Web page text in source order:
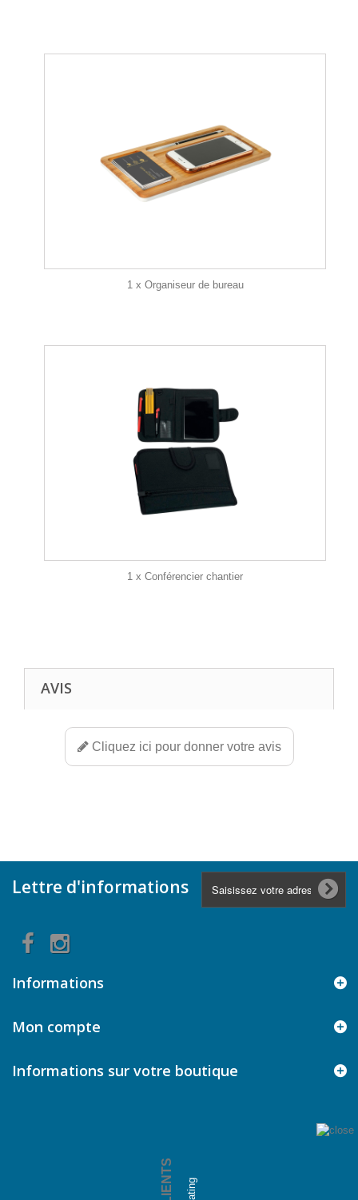
1 x Organiseur de bureau
1 x Conférencier chantier
AVIS
Cliquez ici pour donner votre avis
Lettre d'informations
Informations
Mon compte
Informations sur votre boutique